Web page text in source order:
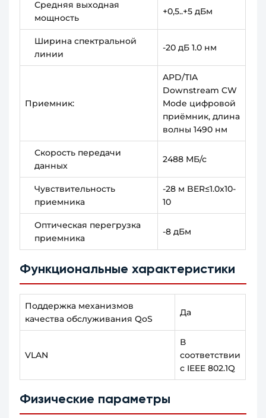
Средняя выходная
мощность
+0,5..+5 дБм
Ширина спектральной
линии
-20 дБ 1.0 нм
Приемник:
APD/TIA
Downstream CW
Mode цифровой
приёмник, длина
волны 1490 нм
Скорость передачи
данных
2488 МБ/с
Чувствительность
приемника
-28 м BER≤1.0x10-
10
Оптическая перегрузка
приемника
-8 дБм
Функциональные характеристики
Поддержка механизмов
качества обслуживания QoS
Да
VLAN
В
соответствии
с IEEE 802.1Q
Физические параметры